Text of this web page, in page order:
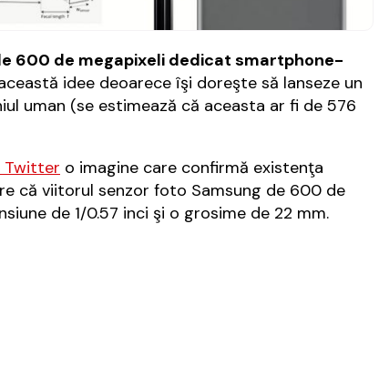
600 de megapixeli dedicat smartphone-
idee deoarece îşi doreşte să lanseze un
uman (se estimează că aceasta ar fi de 576
Twitter o imagine care confirmă existenţa
că viitorul senzor foto Samsung de 600 de
de 1/0.57 inci şi o grosime de 22 mm.